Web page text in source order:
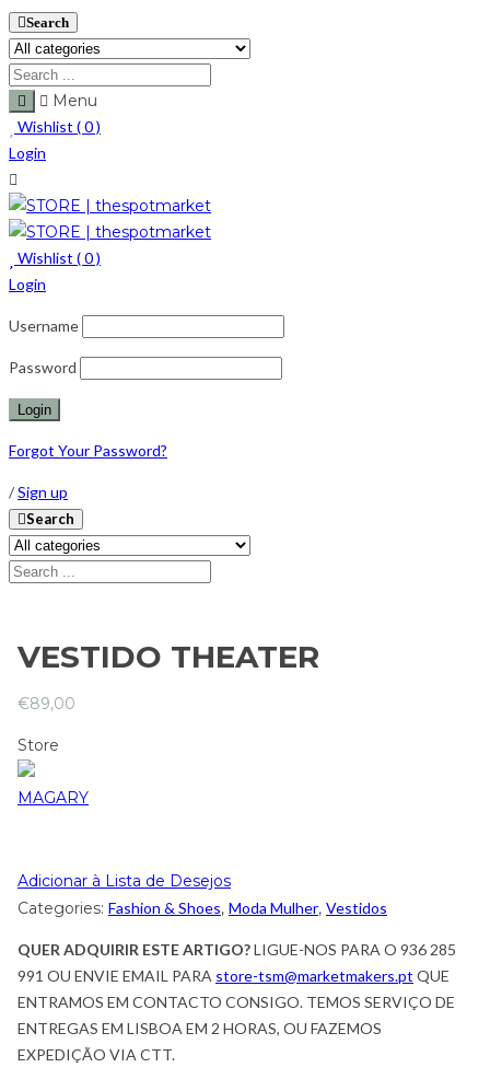
Search
Menu
Wishlist (0)
Login
Wishlist (0)
Login
Username
Password
Forgot Your Password?
/Sign up
Search
VESTIDO THEATER
€89,00
Store
MAGARY
Adicionar à Lista de Desejos
Categories: Fashion & Shoes, Moda Mulher, Vestidos
QUER ADQUIRIR ESTE ARTIGO?LIGUE-NOS PARA O 936 285
991 OU ENVIE EMAIL PARA store-tsm@marketmakers.pt QUE
ENTRAMOS EM CONTACTO CONSIGO. TEMOS SERVIÇO DE
ENTREGAS EM LISBOA EM 2 HORAS, OU FAZEMOS
EXPEDIÇÃO VIA CTT.